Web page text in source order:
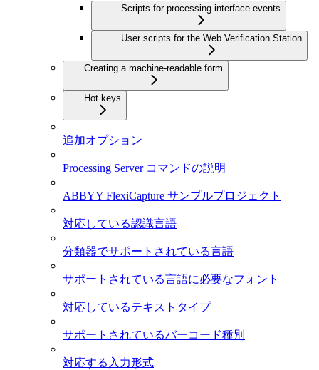
Scripts for processing interface events
User scripts for the Web Verification Station
Creating a machine-readable form
Hot keys
追加オプション
Processing Server コマンドの説明
ABBYY FlexiCapture サンプルプロジェクト
対応している認識言語
分類器でサポートされている言語
サポートされている言語に必要なフォント
対応しているテキストタイプ
サポートされているバーコード種別
対応する入力形式